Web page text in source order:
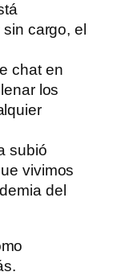
cargo, el
chat en
los
subió
vivimos
del